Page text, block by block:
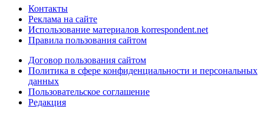
Контакты
Реклама на сайте
Использование материалов korrespondent.net
Правила пользования сайтом
Договор пользования сайтом
Политика в сфере конфиденциальности и персональных
данных
Пользовательское соглашение
Редакция